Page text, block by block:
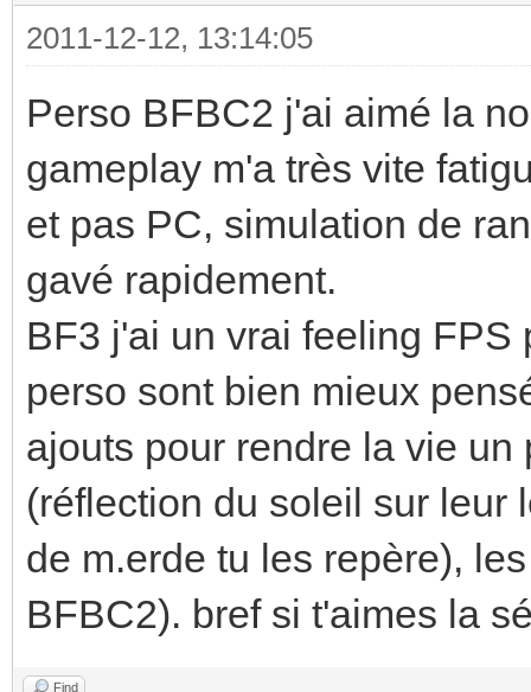
2011-12-12, 13:14:05
Perso BFBC2 j'ai aimé la
gameplay m'a très vite
et pas PC, simulation de
gavé rapidement.
BF3 j'ai un vrai feeling
perso sont bien mieux
ajouts pour rendre la vie
(réflection du soleil sur leur
de m.erde tu les repère),
BFBC2). bref si t'aimes la
Find